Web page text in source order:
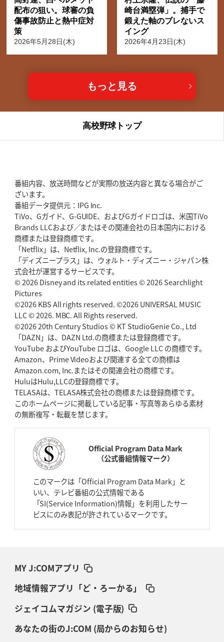
配布の狙い。球審の負
傷事故防止と熱中症対
策
2026年5月28日(木)
崎台満塁弾」。捕手で
鍛えた軸のブレないス
イング
2026年4月23日(木)
もっと見る
高校野球トップ
番組内容、放送時間などが実際の放送内容と異なる場合がご
ざいます。
番組データ提供元：IPG Inc.
TiVo、Gガイド、G-GUIDE、およびGガイドロゴは、米国TiVo
Brands LLCおよび／またはその関連会社の日本国内における
商標または登録商標です。
「Netflix」は、Netflix, Inc.の登録商標です。
「ディズニープラス」は、ウォルト・ディズニー・ジャパン株
式会社が運営するサービスです。
© 2026 Disney and its related entities © 2026 Searchlight
Pictures
©2026 KBS All rights reserved. ©2026 UNIVERSAL MUSIC
LLC © 2026. MBC. All Rights reserved.
©2026 20th Century Studios © KT StudioGenie Co., Ltd
「DAZN」は、DAZN Ltd.の商標または登録商標です。
YouTube およびYouTube ロゴは、Google LLC の商標です。
Amazon、Prime Videoおよび関連する全ての商標は
Amazon.com, Inc.またはその関連会社の商標です。
HuluはHulu,LLCの登録商標です。
TELASAは、TELASA株式会社の商標または登録商標です。
このホームページに掲載している記事・写真等あらゆる素材
の無断複写・転載を禁じます。
Official Program Data Mark
（公式番組情報マーク）
このマークは「Official Program Data Mark」と
いい、テレビ番組の公式情報である
「SI(Service Information)情報」を利用したサー
ビスにのみ表記が許されているマークです。
MY J:COMアプリ
地域情報アプリ「ど・ろーかる」
ジェイコムマガジン (電子版)
あなたの街のJ:COM (局からのお知らせ)